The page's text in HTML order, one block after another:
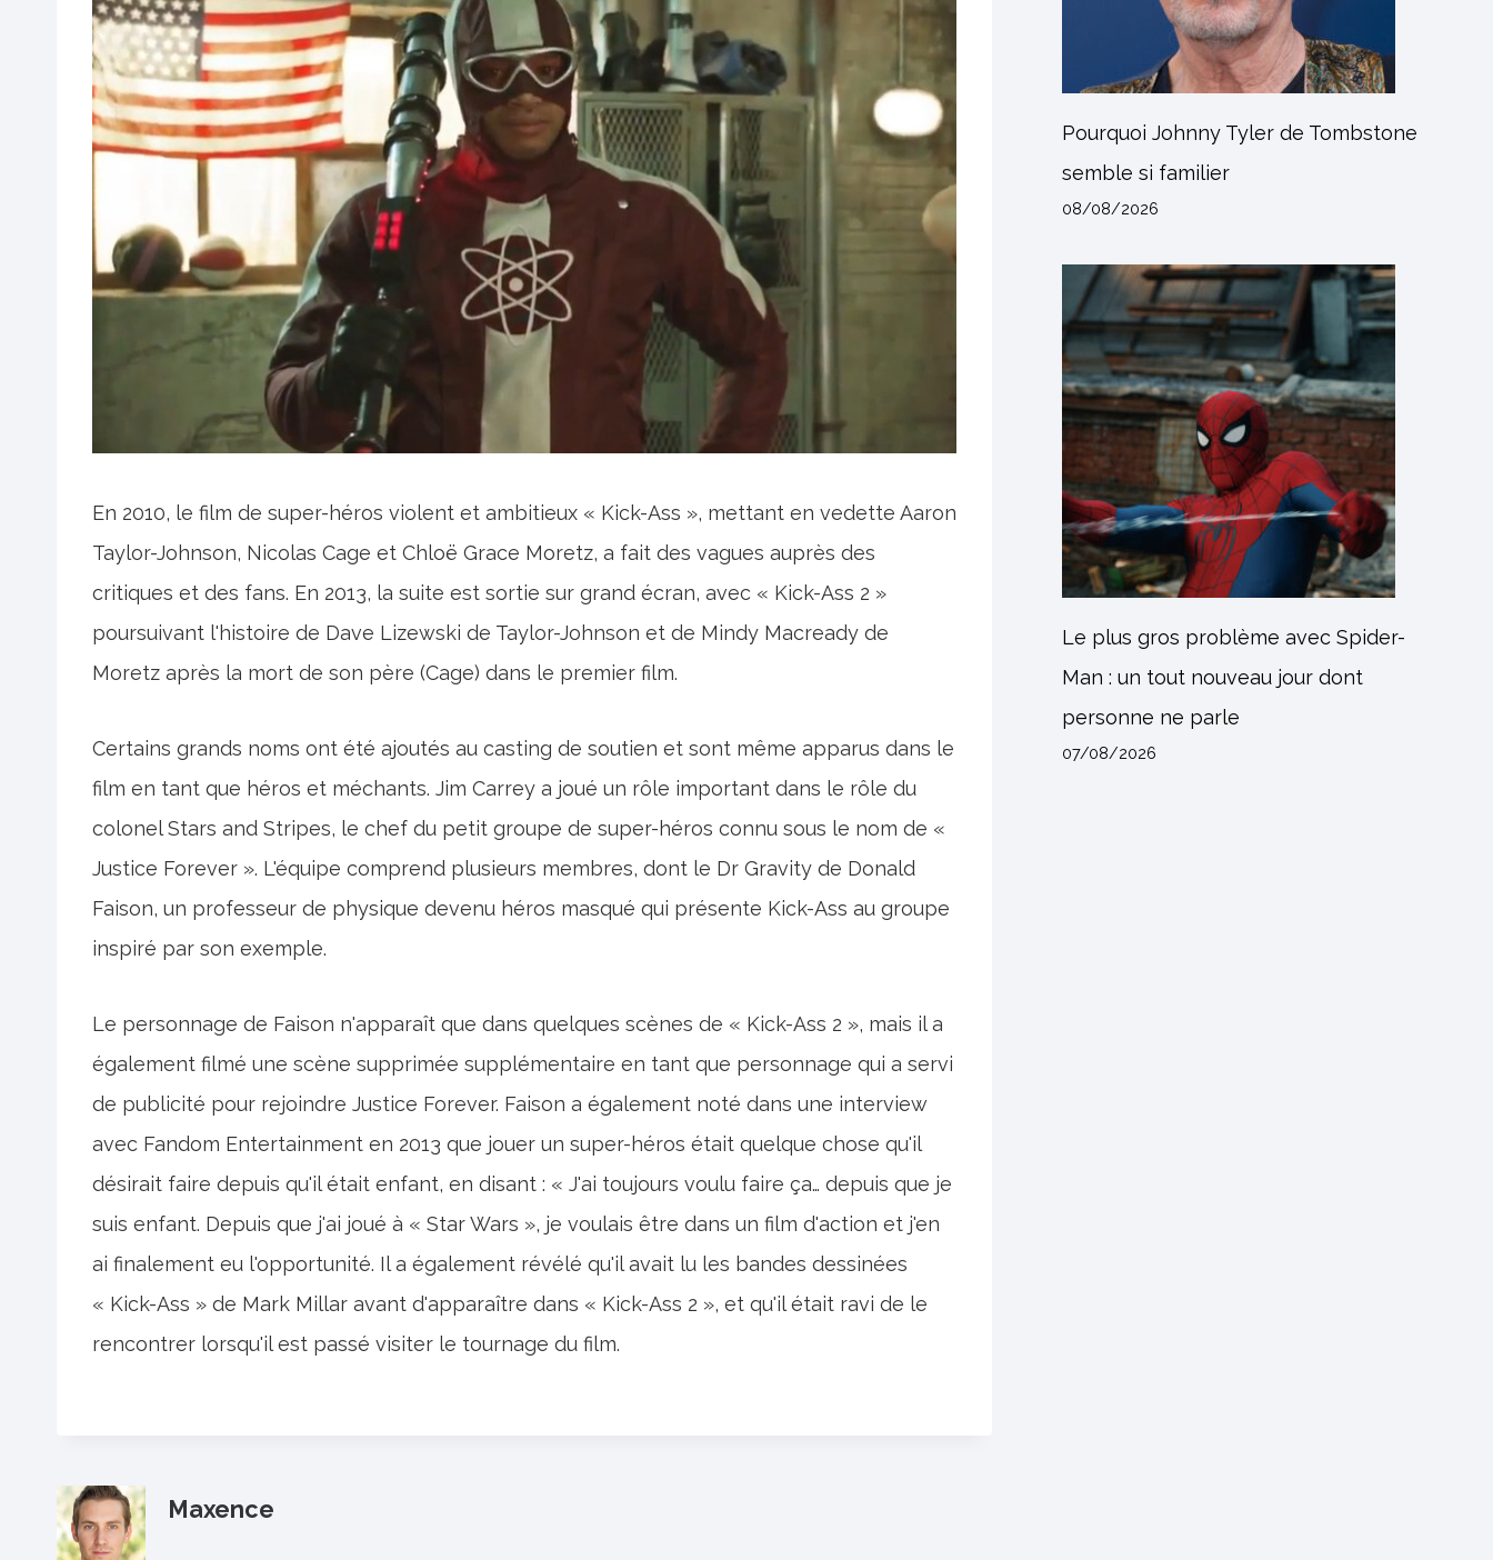
En 2010, le film de super-héros violent et ambitieux « Kick-Ass », mettant en vedette Aaron
Taylor-Johnson, Nicolas Cage et Chloë Grace Moretz, a fait des vagues auprès des
critiques et des fans. En 2013, la suite est sortie sur grand écran, avec « Kick-Ass 2 »
poursuivant l'histoire de Dave Lizewski de Taylor-Johnson et de Mindy Macready de
Moretz après la mort de son père (Cage) dans le premier film.
Certains grands noms ont été ajoutés au casting de soutien et sont même apparus dans le
film en tant que héros et méchants. Jim Carrey a joué un rôle important dans le rôle du
colonel Stars and Stripes, le chef du petit groupe de super-héros connu sous le nom de «
Justice Forever ». L'équipe comprend plusieurs membres, dont le Dr Gravity de Donald
Faison, un professeur de physique devenu héros masqué qui présente Kick-Ass au groupe
inspiré par son exemple.
Le personnage de Faison n'apparaît que dans quelques scènes de « Kick-Ass 2 », mais il a
également filmé une scène supprimée supplémentaire en tant que personnage qui a servi
de publicité pour rejoindre Justice Forever. Faison a également noté dans une interview
avec Fandom Entertainment en 2013 que jouer un super-héros était quelque chose qu'il
désirait faire depuis qu'il était enfant, en disant : « J'ai toujours voulu faire ça… depuis que je
suis enfant. Depuis que j'ai joué à « Star Wars », je voulais être dans un film d'action et j'en
ai finalement eu l'opportunité. Il a également révélé qu'il avait lu les bandes dessinées
« Kick-Ass » de Mark Millar avant d'apparaître dans « Kick-Ass 2 », et qu'il était ravi de le
rencontrer lorsqu'il est passé visiter le tournage du film.
Maxence
Pourquoi Johnny Tyler de Tombstone
semble si familier
08/08/2026
Le plus gros problème avec Spider-
Man : un tout nouveau jour dont
personne ne parle
07/08/2026